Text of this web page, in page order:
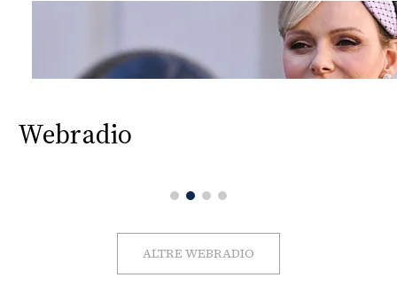
Webradio
ALTRE WEBRADIO